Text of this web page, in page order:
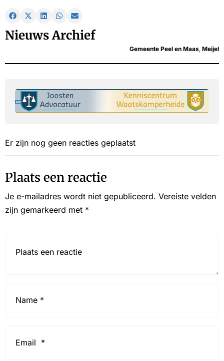
Nieuws Archief
Gemeente Peel en Maas, Meijel
Er zijn nog geen reacties geplaatst
Plaats een reactie
Je e-mailadres wordt niet gepubliceerd. Vereiste velden
zijn gemarkeerd met *